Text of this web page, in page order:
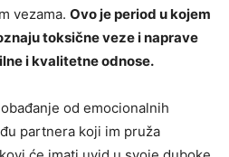
vezama. Ovo je period u kojem
toksične veze i naprave
i kvalitetne odnose.
od emocionalnih
partnera koji im pruža